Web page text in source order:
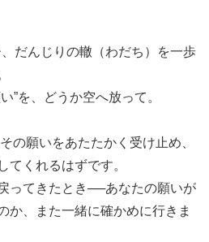
だんじりの轍（わだち）を一歩
”を、どうか空へ放って。
の願いをあたたかく受け止め、
てくれるはずです。
ってきたとき──あなたの願いが
か、また一緒に確かめに行きま